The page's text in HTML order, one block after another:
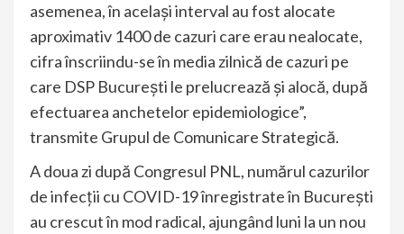
asemenea, în același interval au fost alocate
aproximativ 1400 de cazuri care erau nealocate,
cifra înscriindu-se în media zilnică de cazuri pe
care DSP București le prelucrează și alocă, după
efectuarea anchetelor epidemiologice”,
transmite Grupul de Comunicare Strategică.
A doua zi după Congresul PNL, numărul cazurilor
de infecții cu COVID-19 înregistrate în București
au crescut în mod radical, ajungând luni la un nou